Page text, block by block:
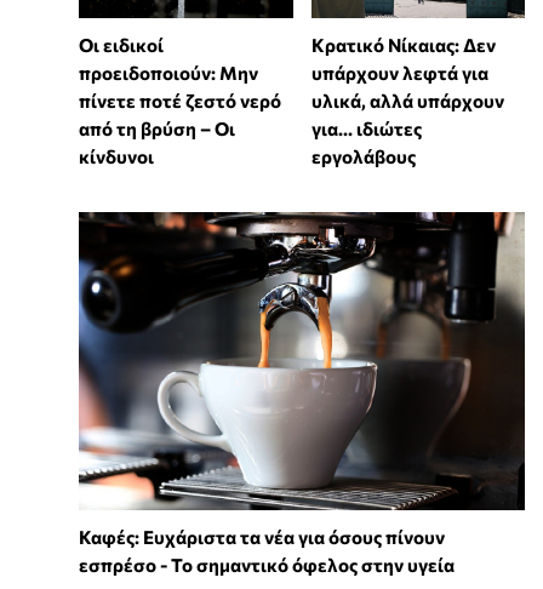
Οι ειδικοί
προειδοποιούν: Μην
πίνετε ποτέ ζεστό νερό
από τη βρύση – Οι
κίνδυνοι
Κρατικό Νίκαιας: Δεν
υπάρχουν λεφτά για
υλικά, αλλά υπάρχουν
για... ιδιώτες
εργολάβους
Καφές: Ευχάριστα τα νέα για όσους πίνουν
εσπρέσο - Το σημαντικό όφελος στην υγεία